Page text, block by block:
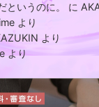
というのに。
に
より
より
より